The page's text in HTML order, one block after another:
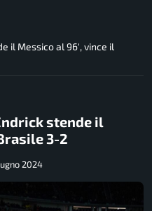
il Messico al 96′, vince il
stende il
3-2
2024